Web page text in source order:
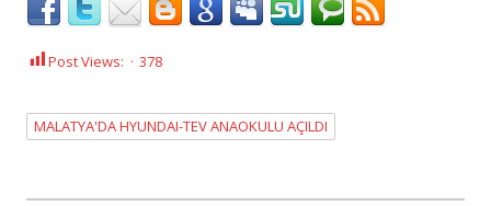
Post Views: 378
Tags
MALATYA'DA HYUNDAI-TEV ANAOKULU AÇILDI